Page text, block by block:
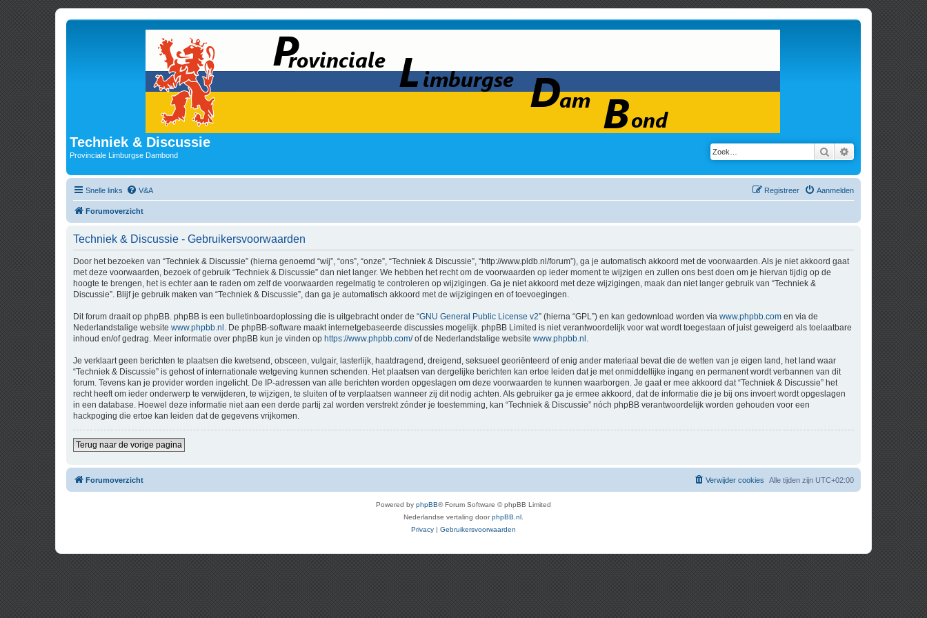
Techniek & Discussie
Provinciale Limburgse Dambond Zoek Uitgebreid zoeken
Snelle links V&A Aanmelden
Registreer
Forumoverzicht
Techniek & Discussie - Gebruikersvoorwaarden
Door het bezoeken van “Techniek & Discussie” (hierna genoemd “wij”, “ons”, “onze”, “Techniek & Discussie”, “http://www.pldb.nl/forum”), ga je automatisch akkoord met de voorwaarden. Als je niet akkoord gaat
met deze voorwaarden, bezoek of gebruik “Techniek & Discussie” dan niet langer. We hebben het recht om de voorwaarden op ieder moment te wijzigen en zullen ons best doen om je hiervan tijdig op de
hoogte te brengen, het is echter aan te raden om zelf de voorwaarden regelmatig te controleren op wijzigingen. Ga je niet akkoord met deze wijzigingen, maak dan niet langer gebruik van “Techniek &
Discussie”. Blijf je gebruik maken van “Techniek & Discussie”, dan ga je automatisch akkoord met de wijzigingen en of toevoegingen.
Dit forum draait op phpBB. phpBB is een bulletinboardoplossing die is uitgebracht onder de “GNU General Public License v2” (hierna “GPL”) en kan gedownload worden via www.phpbb.com en via de
Nederlandstalige website www.phpbb.nl . De phpBB-software maakt internetgebaseerde discussies mogelijk. phpBB Limited is niet verantwoordelijk voor wat wordt toegestaan of juist geweigerd als toelaatbare
inhoud en/of gedrag. Meer informatie over phpBB kun je vinden op https://www.phpbb.com/of de Nederlandstalige website www.phpbb.nl
Je verklaart geen berichten te plaatsen die kwetsend, obsceen, vulgair, lasterlijk, haatdragend, dreigend, seksueel georiënteerd of enig ander materiaal bevat die de wetten van je eigen land, het land waar
“Techniek & Discussie” is gehost of internationale wetgeving kunnen schenden. Het plaatsen van dergelijke berichten kan ertoe leiden dat je met onmiddellijke ingang en permanent wordt verbannen van dit
forum. Tevens kan je provider worden ingelicht. De IP-adressen van alle berichten worden opgeslagen om deze voorwaarden te kunnen waarborgen. Je gaat er mee akkoord dat “Techniek & Discussie” het
recht heeft om ieder onderwerp te verwijderen, te wijzigen, te sluiten of te verplaatsen wanneer zij dit nodig achten. Als gebruiker ga je ermee akkoord, dat de informatie die je bij ons invoert wordt opgeslagen
in een database. Hoewel deze informatie niet aan een derde partij zal worden verstrekt zónder je toestemming, kan “Techniek & Discussie” nóch phpBB verantwoordelijk worden gehouden voor een
hackpoging die ertoe kan leiden dat de gegevens vrijkomen.
Terug naar de vorige pagina
Forumoverzicht Alle tijden zijn UTC+02:00
Verwijder cookies
Powered by phpBB® Forum Software © phpBB Limited
Nederlandse vertaling doorphpBB.nl
Privacy | Gebruikersvoorwaarden